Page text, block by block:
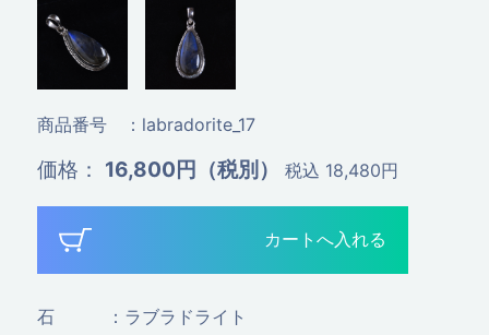
商品番号 ：labradorite_17
価格 ： 16,800円（税別） 税込 18,480円
石
：ラブラドライト